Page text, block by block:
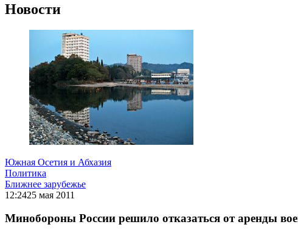
Новости
Южная Осетия и Абхазия
Политика
Ближнее зарубежье
12:2425 мая 2011
Минобороны России решило отказаться от аренды